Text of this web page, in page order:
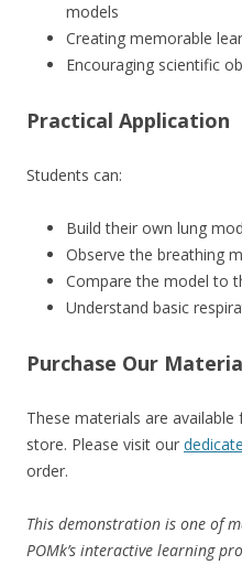
models
Creating memorable
Encouraging scientific
Practical Application
Students can:
Build their own lung
Observe the breathing
Compare the model to
Understand basic
Purchase Our
These materials are
store. Please visit our
order.
This demonstration is one of
POMk’s interactive learning